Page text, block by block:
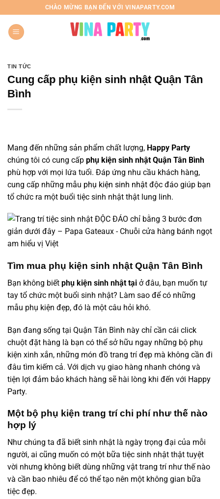
đến
nội
dung
CHÀO MỪNG BẠN ĐẾN VỚI VINAPARTY.COM
TIN TỨC
Cung cấp phụ kiện sinh nhật Quận Tân
Bình
Mang đến những sản phẩm chất lượng, Happy Party
chúng tôi có cung cấp phụ kiện sinh nhật Quận Tân Bình
phù hợp với mọi lứa tuổi. Đáp ứng nhu cầu khách hàng,
cung cấp những mẫu phụ kiện sinh nhật độc đáo giúp bạn
tổ chức ra một buổi tiệc sinh nhật thật lung linh.
Tìm mua phụ kiện sinh nhật Quận Tân Bình
Bạn không biết phụ kiện sinh nhật tại ở đâu, bạn muốn tự
tay tổ chức một buổi sinh nhật? Làm sao để có những
mẫu phụ kiện đẹp, đó là một câu hỏi khó.
Bạn đang sống tại Quận Tân Bình này chỉ cần cái click
chuột đặt hàng là bạn có thể sở hữu ngay những bộ phụ
kiện xinh xắn, những món đồ trang trí đẹp mà không cần đi
đâu tìm kiếm cả. Với dịch vụ giao hàng nhanh chóng và
tiện lợi đảm bảo khách hàng sẽ hài lòng khi đến với Happy
Party.
Một bộ phụ kiện trang trí chi phí như thế nào
hợp lý
Như chúng ta đã biết sinh nhật là ngày trọng đại của mỗi
người, ai cũng muốn có một bữa tiệc sinh nhật thật tuyệt
vời nhưng không biết dùng những vật trang trí như thế nào
và cần bao nhiêu để có thể tạo nên một không gian bữa
tiệc đẹp.